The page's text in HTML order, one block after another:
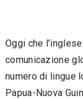
Oggi che
comunicazione
numero di lingue
Papua-Nuova